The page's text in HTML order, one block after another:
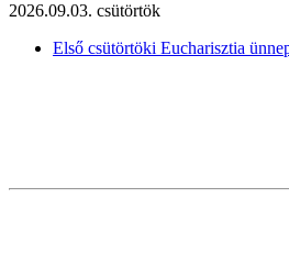
2026.09.03. csütörtök
Első csütörtöki Eucharisztia